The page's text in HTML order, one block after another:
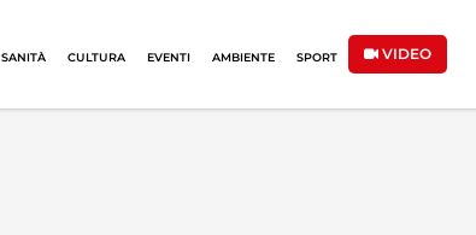
SANITÀ CULTURA EVENTI AMBIENTE SPORT VIDEO